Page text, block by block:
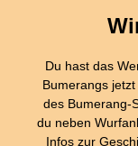
Du hast das
Bumerangs
des Bumerang-
du neben
Infos zur